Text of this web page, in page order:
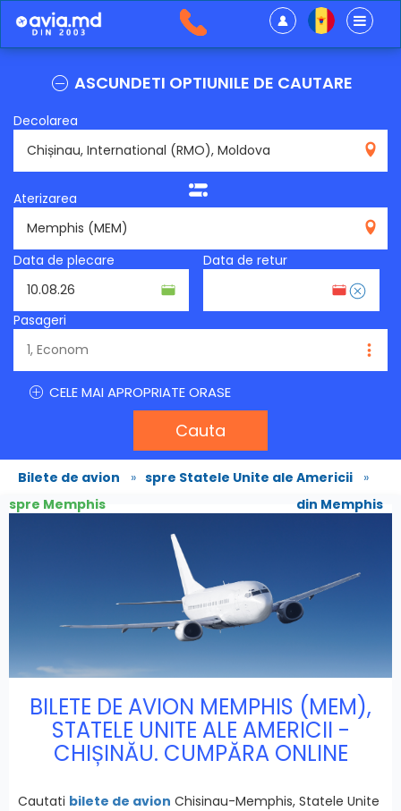
ASCUNDETI OPTIUNILE DE CAUTARE
Decolarea
Aterizarea
Data de plecare
Data de retur
Pasageri
CELE MAI APROPRIATE ORASE
Cauta
Bilete de avion » spre Statele Unite ale Americii »
spre Memphis
din Memphis
BILETE DE AVION MEMPHIS (MEM),
STATELE UNITE ALE AMERICII -
CHIȘINĂU. CUMPĂRA ONLINE
Cautati bilete de avion Chisinau-Memphis, Statele Unite